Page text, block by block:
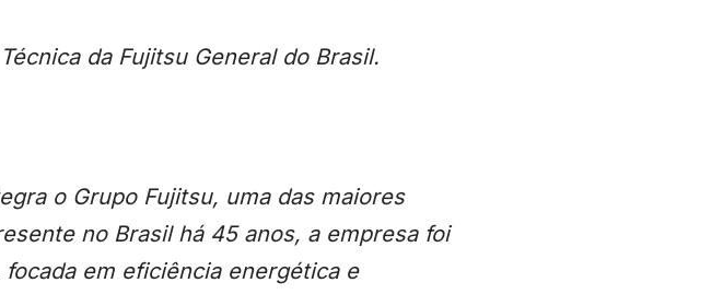
da Fujitsu General do Brasil.
o Grupo Fujitsu, uma das maiores
no Brasil há 45 anos, a empresa foi
em eficiência energética e